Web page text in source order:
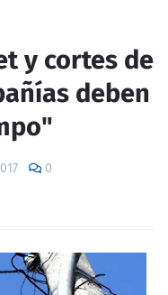
y cortes de
deben
0